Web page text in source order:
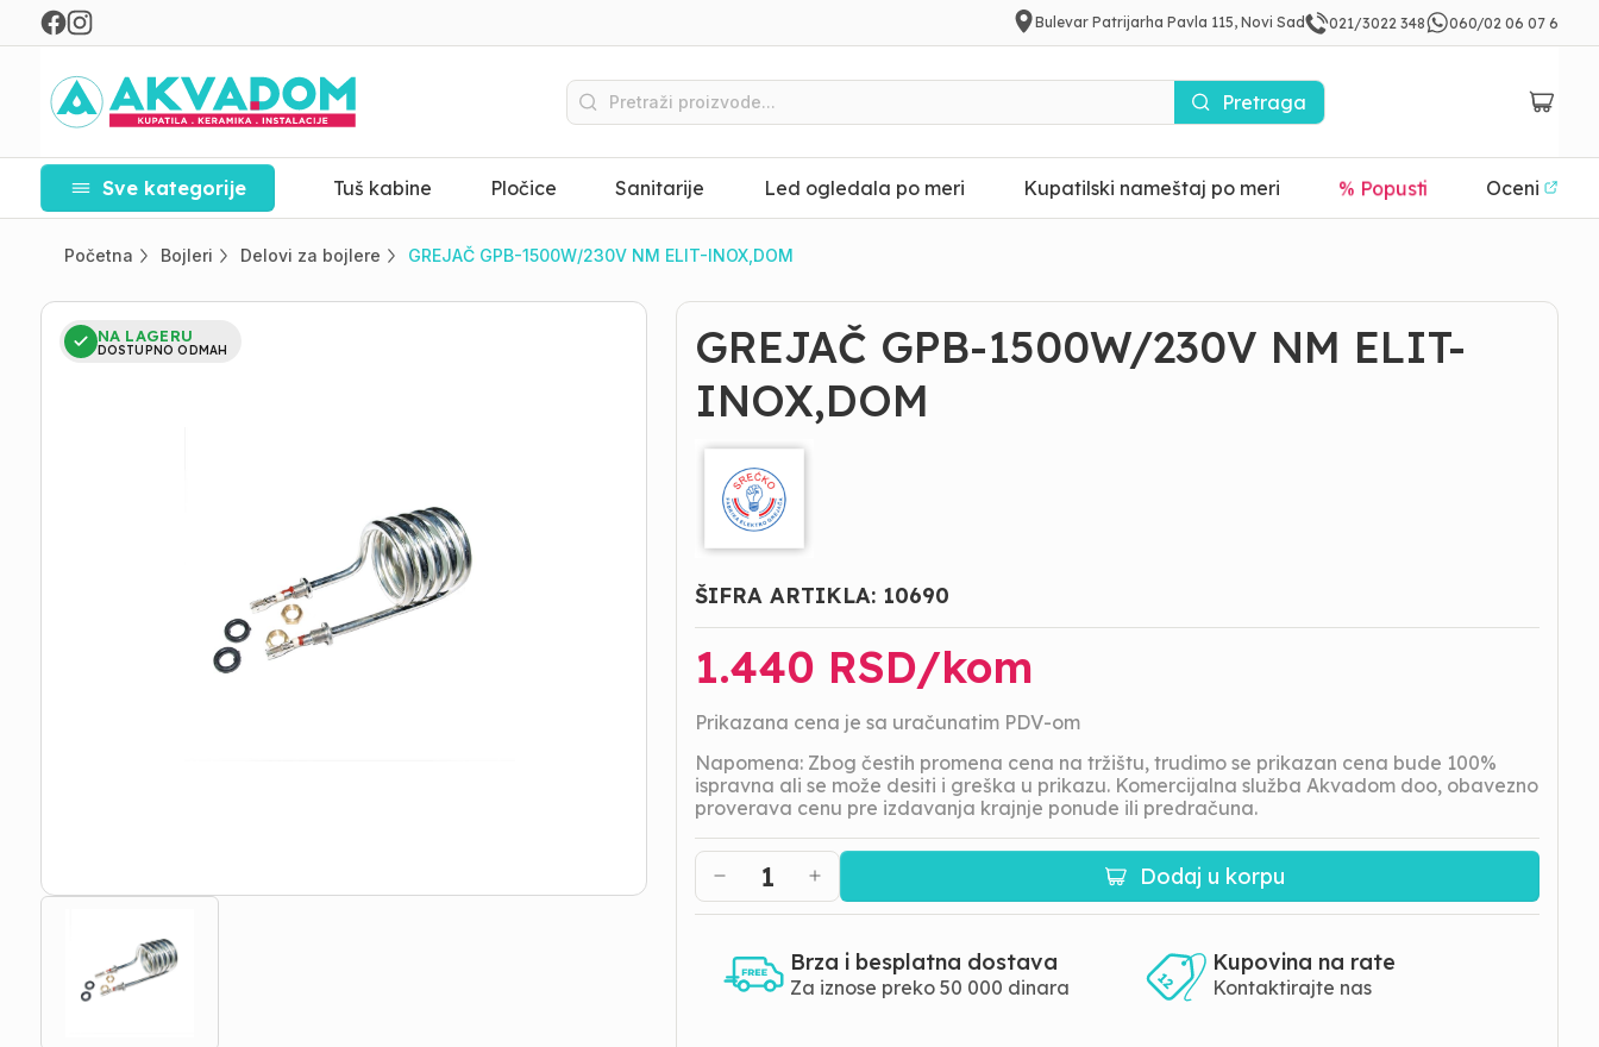
Bulevar Patrijarha Pavla 115, Novi Sad 021/3022 348 060/02 06 07 6
Pretraga
Sve kategorije Tuš kabine Pločice Sanitarije Led ogledala po meri Kupatilski nameštaj po meri % Popusti Oceni
Početna Bojleri Delovi za bojlere GREJAČ GPB-1500W/230V NM ELIT-INOX,DOM
NA LAGERU
DOSTUPNO ODMAH
GREJAČ GPB-1500W/230V NM ELIT-
INOX,DOM
ŠIFRA ARTIKLA: 10690
1.440 RSD/kom
Prikazana cena je sa uračunatim PDV-om
Napomena: Zbog čestih promena cena na tržištu, trudimo se prikazan cena bude 100%
ispravna ali se može desiti i greška u prikazu. Komercijalna služba Akvadom doo, obavezno
proverava cenu pre izdavanja krajnje ponude ili predračuna.
1 Dodaj u korpu
Brza i besplatna dostava
Za iznose preko 50 000 dinara
Kupovina na rate
Kontaktirajte nas